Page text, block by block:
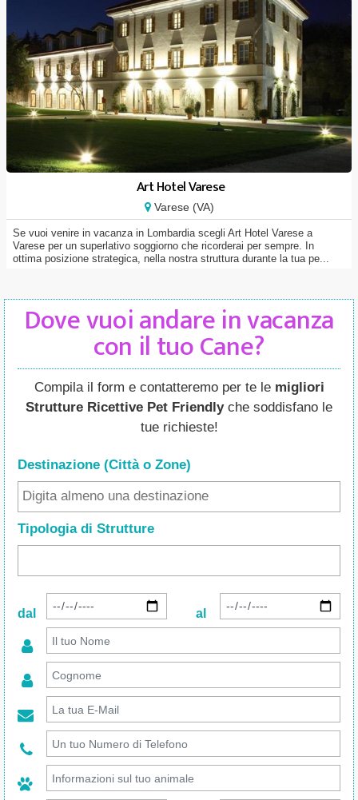
Art Hotel Varese
Varese (VA)
Se vuoi venire in vacanza in Lombardia scegli Art Hotel Varese a
Varese per un superlativo soggiorno che ricorderai per sempre. In
ottima posizione strategica, nella nostra struttura durante la tua pe...
Dove vuoi andare in vacanza
con il tuo Cane?
Compila il form e contatteremo per te le migliori
Strutture Ricettive Pet Friendlyche soddisfano le
tue richieste!
Destinazione (Città o Zone)
Tipologia di Strutture
dal al